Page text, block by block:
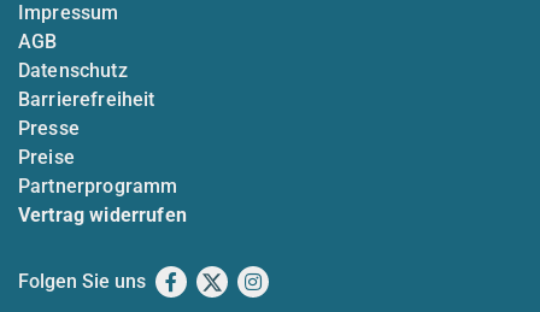
Impressum
AGB
Datenschutz
Barrierefreiheit
Presse
Preise
Partnerprogramm
Vertrag widerrufen
Folgen Sie uns Facebook
X Instagram